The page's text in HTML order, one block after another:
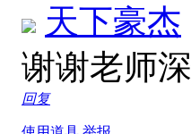
天下豪杰
谢谢老师
回复